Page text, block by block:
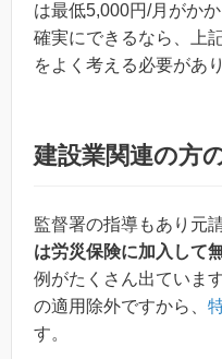
は最低5,000円/月がか
確実にできるなら、上
をよく考える必要があ
建設業関連の方
監督署の指導もあり元
は労災保険に加入して
例がたくさん出ていま
の適用除外ですから、
す。